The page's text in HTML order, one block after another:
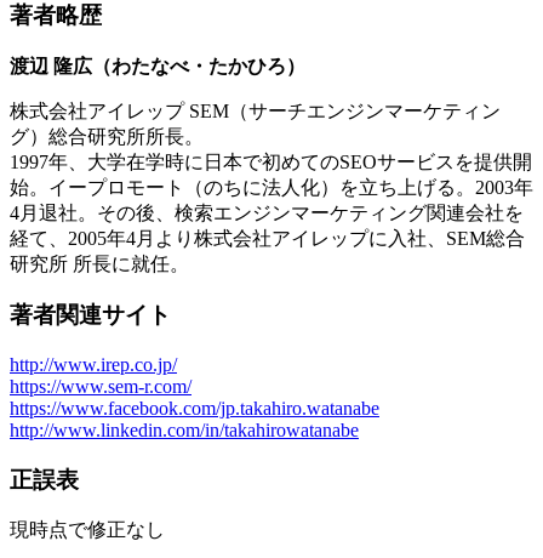
著者略歴
渡辺 隆広（わたなべ・たかひろ）
株式会社アイレップ SEM（サーチエンジンマーケティン
グ）総合研究所所長。
1997年、大学在学時に日本で初めてのSEOサービスを提供開
始。イープロモート（のちに法人化）を立ち上げる。2003年
4月退社。その後、検索エンジンマーケティング関連会社を
経て、2005年4月より株式会社アイレップに入社、SEM総合
研究所 所長に就任。
著者関連サイト
http://www.irep.co.jp/
https://www.sem-r.com/
https://www.facebook.com/jp.takahiro.watanabe
http://www.linkedin.com/in/takahirowatanabe
正誤表
現時点で修正なし